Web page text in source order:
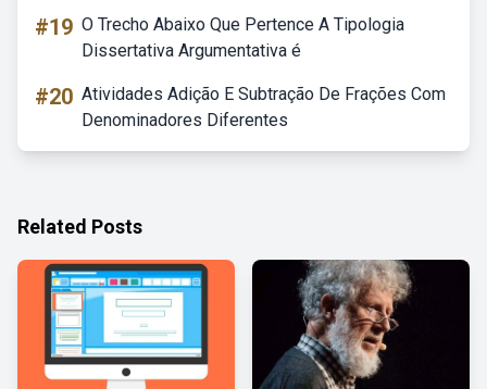
#19 O Trecho Abaixo Que Pertence A Tipologia
Dissertativa Argumentativa é
#20 Atividades Adição E Subtração De Frações Com
Denominadores Diferentes
Related Posts